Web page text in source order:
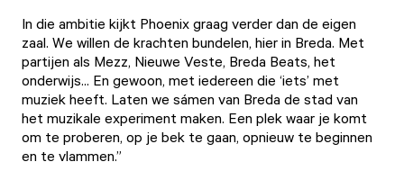
In die ambitie kijkt Phoenix graag verder dan de eigen
zaal. We willen de krachten bundelen, hier in Breda. Met
partijen als Mezz, Nieuwe Veste, Breda Beats, het
onderwijs... En gewoon, met iedereen die ‘iets’ met
muziek heeft. Laten we sámen van Breda de stad van
het muzikale experiment maken. Een plek waar je komt
om te proberen, op je bek te gaan, opnieuw te beginnen
en te vlammen.”